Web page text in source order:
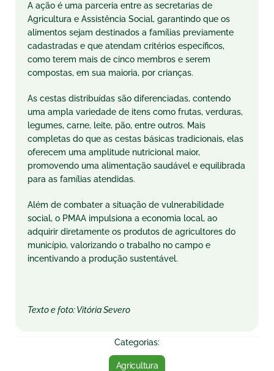
A ação é uma parceria entre as secretarias de
Agricultura e Assistência Social, garantindo que os
alimentos sejam destinados a famílias previamente
cadastradas e que atendam critérios específicos,
como terem mais de cinco membros e serem
compostas, em sua maioria, por crianças.
As cestas distribuídas são diferenciadas, contendo
uma ampla variedade de itens como frutas, verduras,
legumes, carne, leite, pão, entre outros. Mais
completas do que as cestas básicas tradicionais, elas
oferecem uma amplitude nutricional maior,
promovendo uma alimentação saudável e equilibrada
para as famílias atendidas.
Além de combater a situação de vulnerabilidade
social, o PMAA impulsiona a economia local, ao
adquirir diretamente os produtos de agricultores do
município, valorizando o trabalho no campo e
incentivando a produção sustentável.
Texto e foto: Vitória Severo
Categorias:
Agricultura